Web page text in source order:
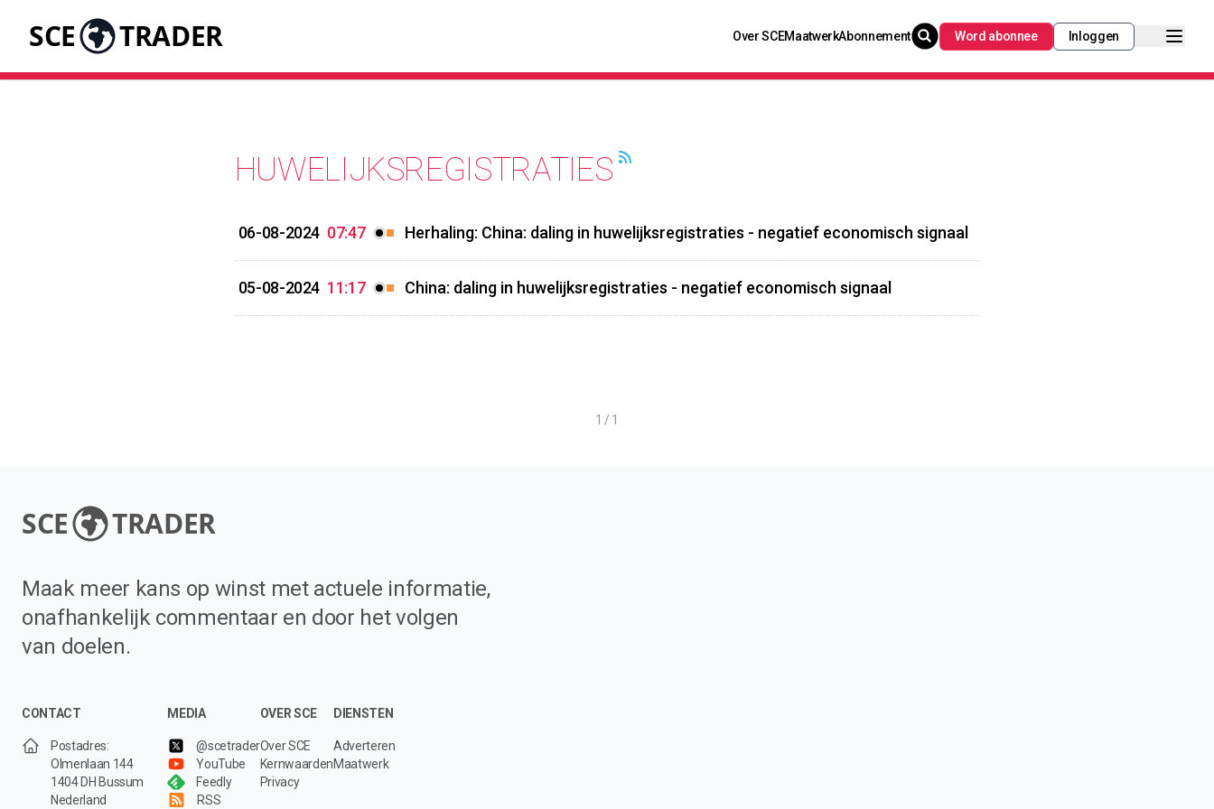
SCE TRADER Over SCEMaatwerkAbonnement Word abonnee Inloggen
HUWELIJKSREGISTRATIES
06-08-2024 07:47 Herhaling: China: daling in huwelijksregistraties - negatief economisch signaal
05-08-2024 11:17 China: daling in huwelijksregistraties - negatief economisch signaal
1 / 1
SCE TRADER
Maak meer kans op winst met actuele informatie,
onafhankelijk commentaar en door het volgen
van doelen.
CONTACT
Postadres:
Olmenlaan 144
1404 DH Bussum
Nederland
MEDIA
@scetrader
YouTube
Feedly
RSS
OVER SCE
Over SCE
Kernwaarden
Privacy
DIENSTEN
Adverteren
Maatwerk